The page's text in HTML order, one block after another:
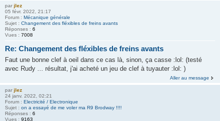
par jlez
05 févr. 2022, 21:17
Forum : Mécanique générale
Sujet : Changement des fléxibles de freins avants
Réponses : 6
Vues : 7008
Re: Changement des fléxibles de freins avants
Faut une bonne clef à oeil dans ce cas là, sinon, ça casse :lol: (testé
avec Rudy ... résultat, j'ai acheté un jeu de clef à tuyauter :lol: )
Aller au message
par jlez
24 janv. 2022, 02:21
Forum : Electricité / Electronique
Sujet : on a essayé de me voler ma R9 Brodway !!!!
Réponses : 6
Vues : 9163